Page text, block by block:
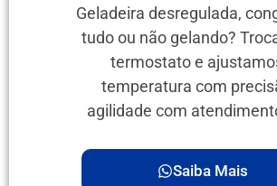
Geladeira desregulada,
tudo ou não gelando?
termostato e
temperatura com
agilidade com
Saiba Mais